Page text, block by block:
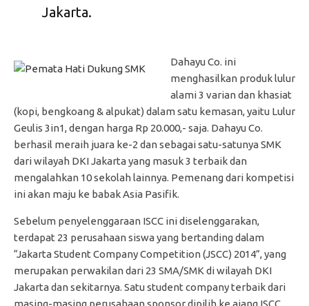
Jakarta.
Dahayu Co. ini
menghasilkan produk lulur
alami 3 varian dan khasiat
(kopi, bengkoang & alpukat) dalam satu kemasan, yaitu Lulur
Geulis 3in1, dengan harga Rp 20.000,- saja. Dahayu Co.
berhasil meraih juara ke-2 dan sebagai satu-satunya SMK
dari wilayah DKI Jakarta yang masuk 3 terbaik dan
mengalahkan 10 sekolah lainnya. Pemenang dari kompetisi
ini akan maju ke babak Asia Pasifik.
Sebelum penyelenggaraan ISCC ini diselenggarakan,
terdapat 23 perusahaan siswa yang bertanding dalam
“Jakarta Student Company Competition (JSCC) 2014”, yang
merupakan perwakilan dari 23 SMA/SMK di wilayah DKI
Jakarta dan sekitarnya. Satu student company terbaik dari
masing-masing perusahaan sponsor dipilih ke ajang ISCC